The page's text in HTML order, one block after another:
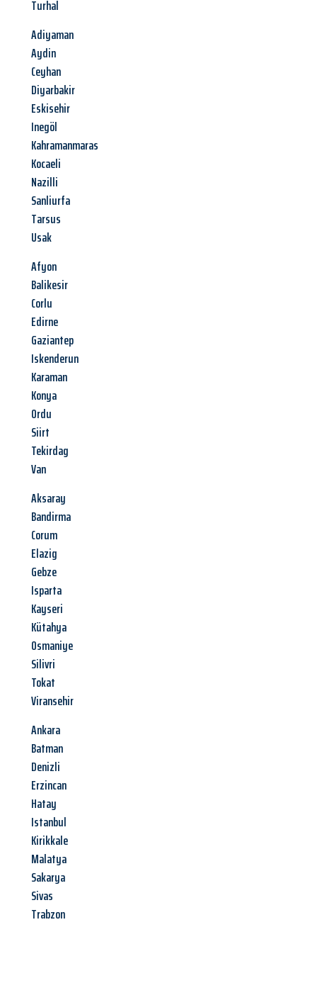
Turhal
Adiyaman
Aydin
Ceyhan
Diyarbakir
Eskisehir
Inegöl
Kahramanmaras
Kocaeli
Nazilli
Sanliurfa
Tarsus
Usak
Afyon
Balikesir
Corlu
Edirne
Gaziantep
Iskenderun
Karaman
Konya
Ordu
Siirt
Tekirdag
Van
Aksaray
Bandirma
Corum
Elazig
Gebze
Isparta
Kayseri
Kütahya
Osmaniye
Silivri
Tokat
Viransehir
Ankara
Batman
Denizli
Erzincan
Hatay
Istanbul
Kirikkale
Malatya
Sakarya
Sivas
Trabzon